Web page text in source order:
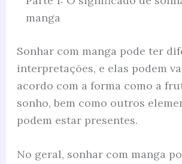
manga
Sonhar com manga pode ter
interpretações, e elas podem
acordo com a forma como a
sonho, bem como outros
podem estar presentes.
No geral, sonhar com manga